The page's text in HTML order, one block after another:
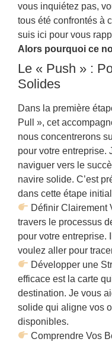
vous inquiétez pas,
tous été confrontés à
suis ici pour vous
Alors pourquoi ce
Le « Push » :
Solides
Dans la première
Pull », cet
nous concentrerons
pour votre entreprise.
naviguer vers le
navire solide. C’est
dans cette étape
Définir Clairement
travers le processus
pour votre entreprise.
voulez aller pour
Développer une
efficace est la carte
destination. Je vous
solide qui aligne vos
disponibles.
Comprendre Vos